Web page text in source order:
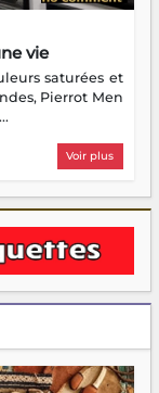
vie
saturées et
Pierrot Men
Voir plus